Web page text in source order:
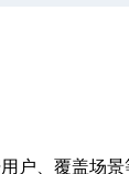
户、覆盖场